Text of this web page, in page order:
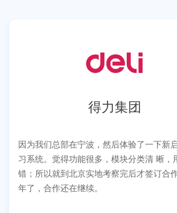
得力集团
因为我们总部在宁波，然后体验了一下新
习系统。觉得功能很多，模块分类清 晰，
错；所以就到北京实地考察完后才签订合
年了，合作还在继续。